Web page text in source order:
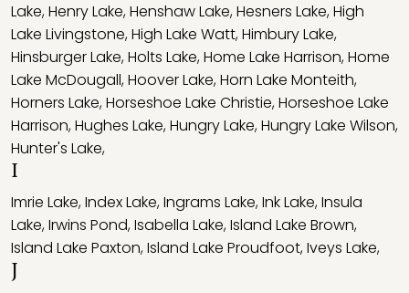
Lake,Henry Lake,Henshaw Lake,Hesners Lake,High
Lake Livingstone,High Lake Watt,Himbury Lake,
Hinsburger Lake,Holts Lake,Home Lake Harrison,Home
Lake McDougall,Hoover Lake,Horn Lake Monteith,
Horners Lake,Horseshoe Lake Christie,Horseshoe Lake
Harrison,Hughes Lake,Hungry Lake,Hungry Lake Wilson,
Hunter's Lake,
I
Imrie Lake,Index Lake,Ingrams Lake,Ink Lake,Insula
Lake,Irwins Pond,Isabella Lake,Island Lake Brown,
Island Lake Paxton,Island Lake Proudfoot,Iveys Lake,
J